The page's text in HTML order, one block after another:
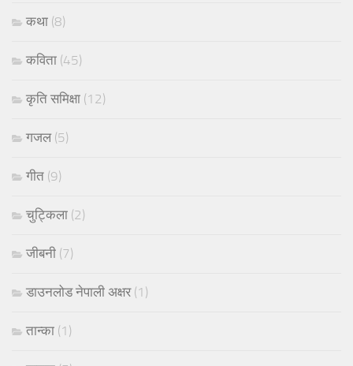
कथा (8)
कविता (45)
कृति समिक्षा (12)
गजल(5)
गीत (9)
चुट्किला (2)
जीबनी (7)
डाउनलोड नेपाली अक्षर(1)
तान्का (1)